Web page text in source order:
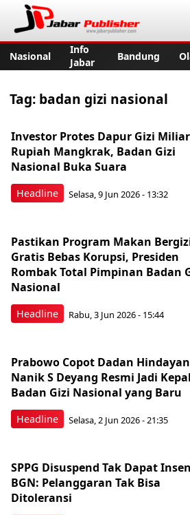
Nasional
Info
Jabar
Bandung
Tag: badan gizi nasional
Headline
Investor Protes Dapur Gizi
Rupiah Mangkrak, Badan Gizi
Nasional Buka Suara
Selasa, 9 Jun 2026 - 13:32
Headline
Pastikan Program Makan
Gratis Bebas Korupsi, Presiden
Rombak Total Pimpinan Badan
Nasional
Rabu, 3 Jun 2026 - 15:44
Headline
Prabowo Copot Dadan
Nanik S Deyang Resmi Jadi
Badan Gizi Nasional yang Baru
Selasa, 2 Jun 2026 - 21:35
SPPG Disuspend Tak Dapat
BGN: Pelanggaran Tak Bisa
Ditoleransi